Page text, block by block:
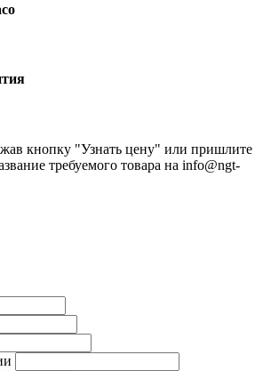
кнопку "Узнать цену" или пришлите
требуемого товара на info@ngt-